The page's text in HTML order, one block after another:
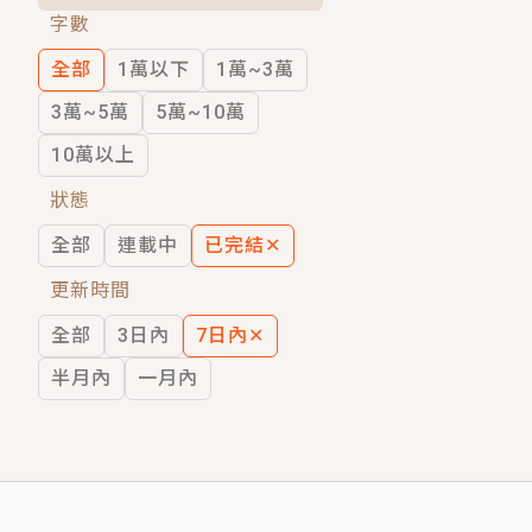
穿越｜《穿越遠古後成了野人娘子》你
字數
全部
1萬以下
1萬~3萬
3萬~5萬
5萬~10萬
10萬以上
狀態
全部
連載中 已完結✕
更新時間
全部
3日內 7日內 ✕
半月內
一月內